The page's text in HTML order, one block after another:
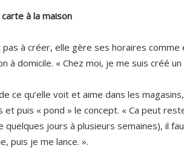
à la maison
pas à créer, elle gère ses horaires comme
à domicile. « Chez moi, je me suis créé
ce qu’elle voit et aime dans les
et puis « pond » le concept. « Ca peut
jours à plusieurs semaines), il
puis je me lance. ».